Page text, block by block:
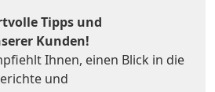
Tipps und
Kunden!
Ihnen, einen Blick in die
und